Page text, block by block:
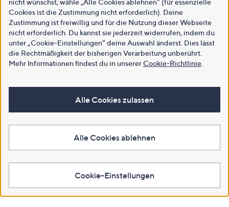
nicht wünschst, wähle „Alle Cookies ablehnen“ (für essenzielle
Cookies ist die Zustimmung nicht erforderlich). Deine
Zustimmung ist freiwillig und für die Nutzung dieser Webseite
nicht erforderlich. Du kannst sie jederzeit widerrufen, indem du
unter „Cookie-Einstellungen“ deine Auswahl änderst. Dies lässt
die Rechtmäßigkeit der bisherigen Verarbeitung unberührt.
Mehr Informationen findest du in unsererCookie-Richtlinie
Alle Cookies zulassen
Alle Cookies ablehnen
Cookie-Einstellungen